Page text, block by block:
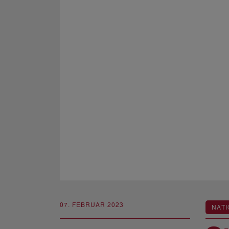
07. FEBRUAR 2023